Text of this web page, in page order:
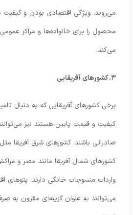
می‌روند. ویژگی اقتصادی بودن و کیفیت
محصول را برای خانواده‌ها و مراکز
می‌کند.
۳. کشورهای آفریقایی
برخی کشورهای آفریقایی که به دنبال
کیفیت و قیمت پایین هستند نیز
صادراتی باشند. کشورهای شرق آفریقا مثل
کشورهای شمال آفریقا مانند مصر و
واردات منسوجات خانگی دارند. پتوهای
می‌توانند به عنوان گزینه‌ای مقرون به